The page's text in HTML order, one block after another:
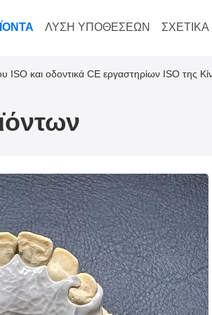
ΛΎΣΗ ΥΠΟΘΈΣΕΩΝ
ISO και οδοντικά CE εργαστηρίων ISO της